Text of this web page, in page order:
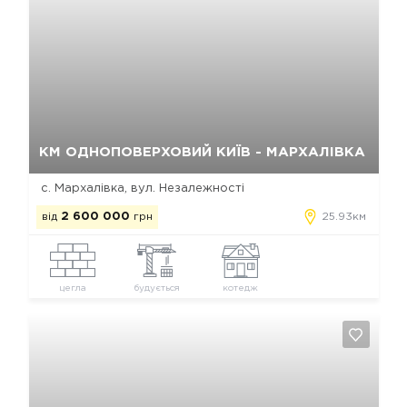
КМ ОДНОПОВЕРХОВИЙ КИЇВ - МАРХАЛІВКА
с. Мархалівка, вул. Незалежності
від 2 600 000 грн 25.93км
цегла будується котедж